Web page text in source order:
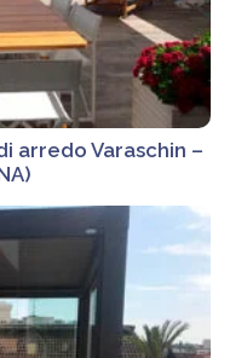
arredo Varaschin –